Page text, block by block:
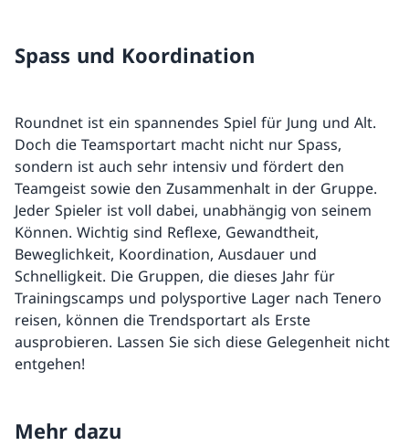
Spass und Koordination
Roundnet ist ein spannendes Spiel für Jung und Alt.
Doch die Teamsportart macht nicht nur Spass,
sondern ist auch sehr intensiv und fördert den
Teamgeist sowie den Zusammenhalt in der Gruppe.
Jeder Spieler ist voll dabei, unabhängig von seinem
Können. Wichtig sind Reflexe, Gewandtheit,
Beweglichkeit, Koordination, Ausdauer und
Schnelligkeit. Die Gruppen, die dieses Jahr für
Trainingscamps und polysportive Lager nach Tenero
reisen, können die Trendsportart als Erste
ausprobieren. Lassen Sie sich diese Gelegenheit nicht
entgehen!
Mehr dazu